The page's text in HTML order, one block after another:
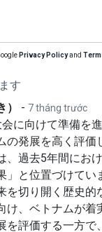
Privacy Policyand
す
- 7 tháng trước
に向けて準備を
の発展を高く評
、過去5年間にお
」と位置づけて
を切り開く歴史
け、ベトナムが
を評価する一方